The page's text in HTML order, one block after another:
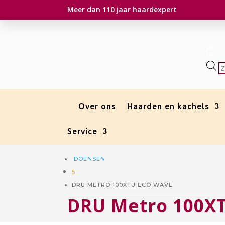
Meer dan 110 jaar haardexpert
Over ons Haarden en kachels
Service
DOENSEN
5
DRU METRO 100XTU ECO WAVE
DRU Metro